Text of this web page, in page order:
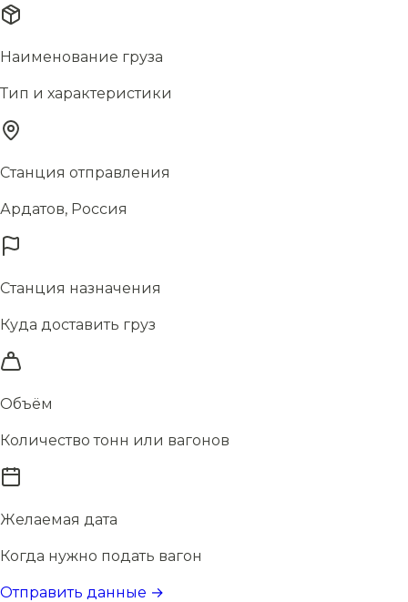
Наименование груза
Тип и характеристики
Станция отправления
Ардатов, Россия
Станция назначения
Куда доставить груз
Объём
Количество тонн или вагонов
Желаемая дата
Когда нужно подать вагон
Отправить данные →